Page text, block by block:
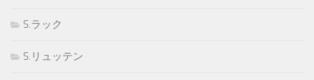
S.ラック
S.リュッテン